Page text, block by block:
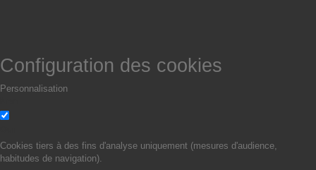
Configuration des cookies
Personnalisation
Cookies tiers à des fins d'analyse uniquement (mesures d'audience,
habitudes de navigation).